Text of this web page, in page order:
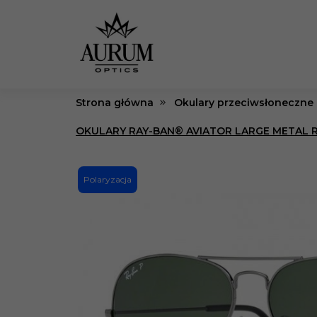
Strona główna Okulary przeciwsłoneczne
OKULARY RAY-BAN® AVIATOR LARGE
Polaryzacja